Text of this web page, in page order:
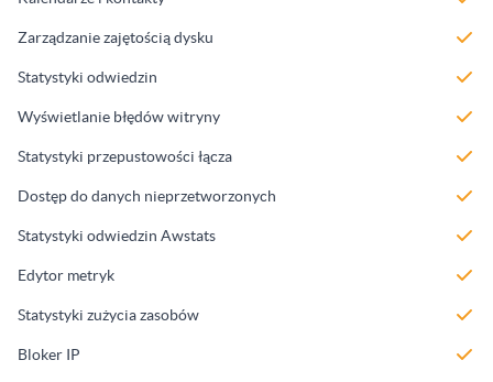
Zarządzanie zajętością dysku
Statystyki odwiedzin
Wyświetlanie błędów witryny
Statystyki przepustowości łącza
Dostęp do danych nieprzetworzonych
Statystyki odwiedzin Awstats
Edytor metryk
Statystyki zużycia zasobów
Bloker IP